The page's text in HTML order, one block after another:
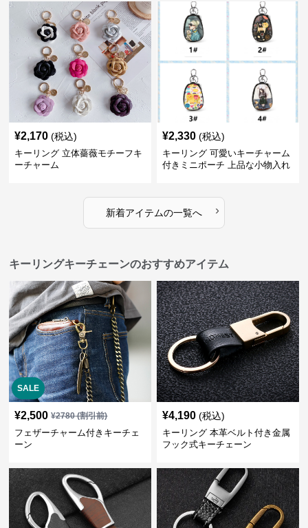
¥2,170 (税込)
キーリング 立体薔薇モチーフキ
ーチャーム
¥2,330 (税込)
キーリング 可愛いキーチャーム
付きミニポーチ 上品な小物入れ
新着アイテムの一覧へ ›
キーリングキーチェーンのおすすめアイテム
SALE
¥2,500 ¥2780(割引前)
フェザーチャーム付きキーチェ
ーン
¥4,190 (税込)
キーリング 本革ベルト付き金属
フック式キーチェーン